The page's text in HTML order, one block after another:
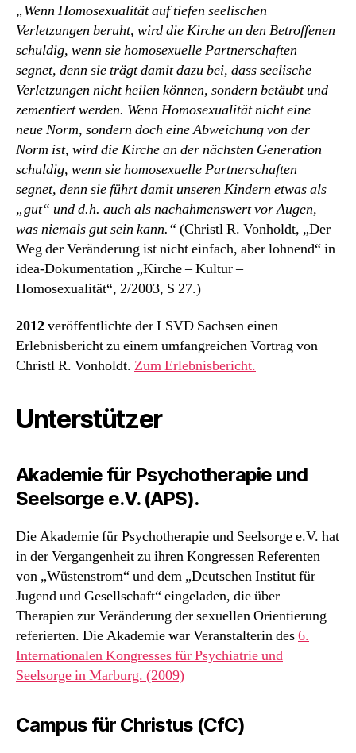
„Wenn Homosexualität auf tiefen seelischen
Verletzungen beruht, wird die Kirche an den Betroffenen
schuldig, wenn sie homosexuelle Partnerschaften
segnet, denn sie trägt damit dazu bei, dass seelische
Verletzungen nicht heilen können, sondern betäubt und
zementiert werden. Wenn Homosexualität nicht eine
neue Norm, sondern doch eine Abweichung von der
Norm ist, wird die Kirche an der nächsten Generation
schuldig, wenn sie homosexuelle Partnerschaften
segnet, denn sie führt damit unseren Kindern etwas als
„gut“ und d.h. auch als nachahmenswert vor Augen,
was niemals gut sein kann.“ (Christl R. Vonholdt, „Der
Weg der Veränderung ist nicht einfach, aber lohnend“ in
idea-Dokumentation „Kirche – Kultur –
Homosexualität“, 2/2003, S 27.)
2012veröffentlichte der LSVD Sachsen einen
Erlebnisbericht zu einem umfangreichen Vortrag von
Christl R. Vonholdt. Zum Erlebnisbericht.
Unterstützer
Akademie für Psychotherapie und
Seelsorge e.V. (APS).
Die Akademie für Psychotherapie und Seelsorge e.V. hat
in der Vergangenheit zu ihren Kongressen Referenten
von „Wüstenstrom“ und dem „Deutschen Institut für
Jugend und Gesellschaft“ eingeladen, die über
Therapien zur Veränderung der sexuellen Orientierung
referierten. Die Akademie war Veranstalterin des6.
Internationalen Kongresses für Psychiatrie und
Seelsorge in Marburg. (2009)
Campus für Christus (CfC)